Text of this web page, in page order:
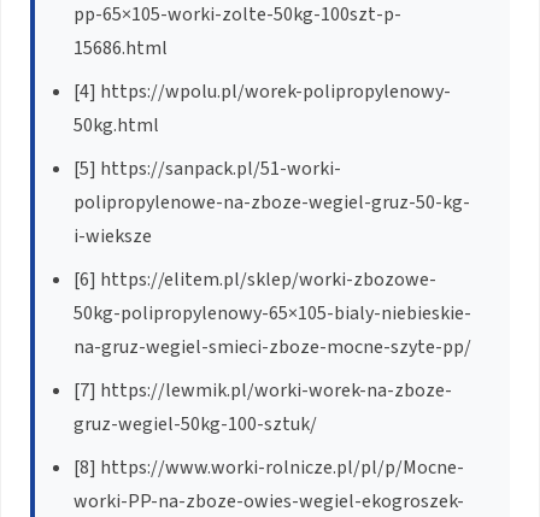
pp-65×105-worki-zolte-50kg-100szt-p-
15686.html
[4] https://wpolu.pl/worek-polipropylenowy-
50kg.html
[5] https://sanpack.pl/51-worki-
polipropylenowe-na-zboze-wegiel-gruz-50-kg-
i-wieksze
[6] https://elitem.pl/sklep/worki-zbozowe-
50kg-polipropylenowy-65×105-bialy-niebieskie-
na-gruz-wegiel-smieci-zboze-mocne-szyte-pp/
[7] https://lewmik.pl/worki-worek-na-zboze-
gruz-wegiel-50kg-100-sztuk/
[8] https://www.worki-rolnicze.pl/pl/p/Mocne-
worki-PP-na-zboze-owies-wegiel-ekogroszek-